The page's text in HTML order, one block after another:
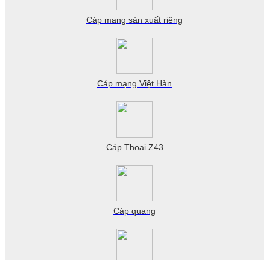
Cáp mang sản xuất riêng
Cáp mạng Việt Hàn
Cáp Thoại Z43
Cáp quang